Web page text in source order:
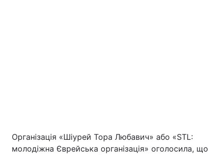
Київ Львів
Організація «Шіурей Тора Любавич» або «STL:
молодіжна Єврейська організація» оголосила, що